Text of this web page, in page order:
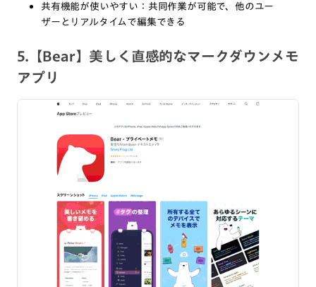
共有機能が使いやすい：共同作業が可能で、他のユー
ザーとリアルタイムで編集できる
5.【Bear】美しく直感的なマークダウンメモ
アプリ